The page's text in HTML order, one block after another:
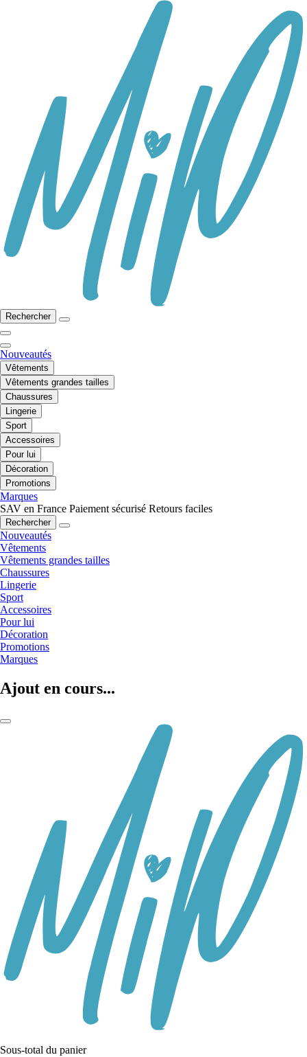
Rechercher
Nouveautés
Vêtements
Vêtements grandes tailles
Chaussures
Lingerie
Sport
Accessoires
Pour lui
Décoration
Promotions
Marques
SAV en France Paiement sécurisé Retours faciles
Rechercher
Nouveautés
Vêtements
Vêtements grandes tailles
Chaussures
Lingerie
Sport
Accessoires
Pour lui
Décoration
Promotions
Marques
Ajout en cours...
Sous-total du panier